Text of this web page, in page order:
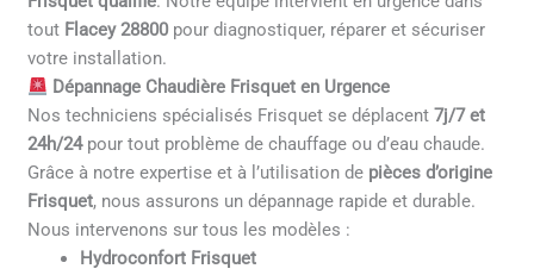
tout Flacey 28800 pour diagnostiquer, réparer et sécuriser
votre installation.
Dépannage Chaudière Frisquet en Urgence
Nos techniciens spécialisés Frisquet se déplacent7j/7 et
24h/24pour tout problème de chauffage ou d’eau chaude.
Grâce à notre expertise et à l’utilisation de pièces d’origine
Frisquet, nous assurons un dépannage rapide et durable.
Nous intervenons sur tous les modèles :
Hydroconfort Frisquet